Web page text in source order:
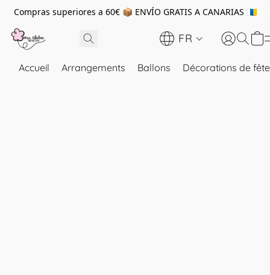
Compras superiores a 60€ 📦 ENVÍO GRATIS A CANARIAS 🇮🇨
FR
Accueil Arrangements Ballons Décorations de fête